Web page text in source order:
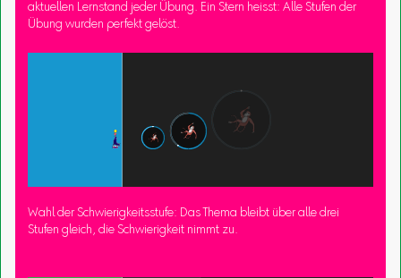
aktuellen Lernstand jeder Übung. Ein Stern heisst: Alle Stufen der
Übung wurden perfekt gelöst.
Wahl der Schwierigkeitsstufe: Das Thema bleibt über alle drei
Stufen gleich, die Schwierigkeit nimmt zu.